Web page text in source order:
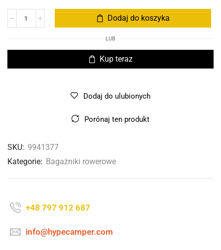
Dodaj do koszyka
LUB
Kup teraz
Dodaj do ulubionych
Porónaj ten produkt
SKU: 9941377
Kategorie: Bagażniki rowerowe
+48 797 912 687
info@hypecamper.com